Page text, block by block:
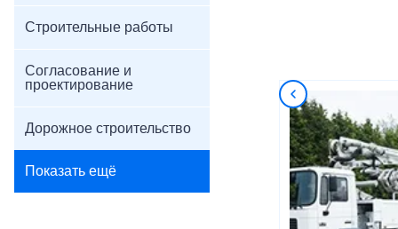
Строительные работы
Согласование и
проектирование
Дорожное строительство
Показать ещё